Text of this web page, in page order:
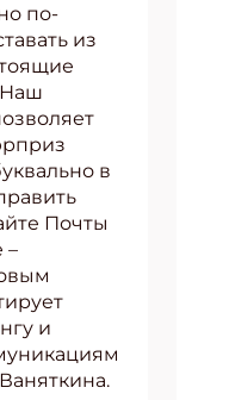
по-
из
Наш
в
Почты
–
и